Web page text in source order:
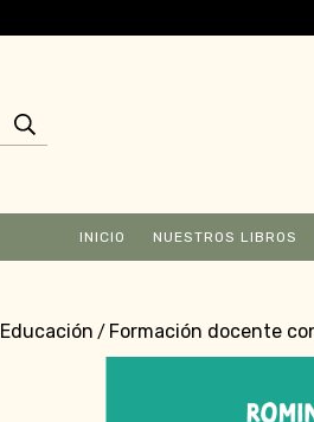
INICIO NUESTROS LIBROS
Educación / Formación docente